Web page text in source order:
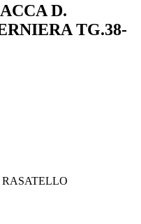
D.
TG.38-
RASATELLO